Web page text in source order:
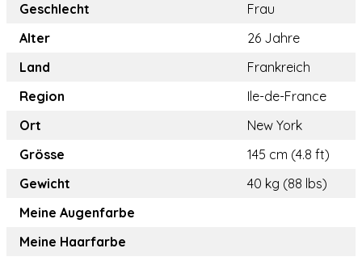
Geschlecht
Frau
Alter
26 Jahre
Land
Frankreich
Region
Ile-de-France
Ort
New York
Grösse
145 cm (4.8 ft)
Gewicht
40 kg (88 lbs)
Meine Augenfarbe
Meine Haarfarbe